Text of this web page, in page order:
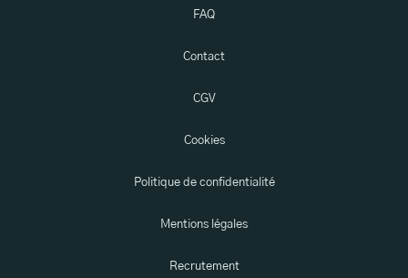
FAQ
Contact
CGV
Cookies
Politique de confidentialité
Mentions légales
Recrutement